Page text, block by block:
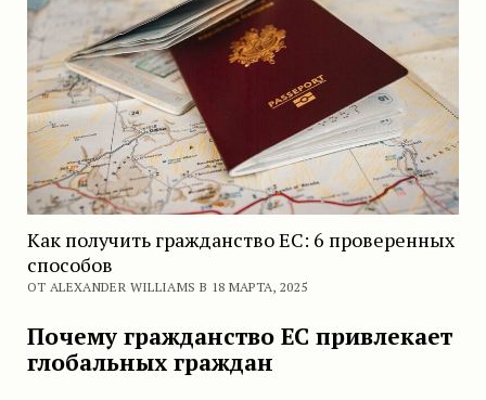
Как получить гражданство ЕС: 6 проверенных
способов
ОТ ALEXANDER WILLIAMS В 18 МАРТА, 2025
Почему гражданство ЕС привлекает
глобальных граждан